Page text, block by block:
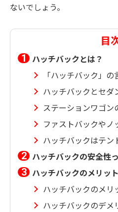
ないでしょう。
目
ハッチバックとは？
「ハッチバック」
ハッチバックとセダ
ステーションワゴン
ファストバックやノ
ハッチバックはテン
ハッチバックの安全性
ハッチバックのメリッ
ハッチバックのメリ
ハッチバックのデメ